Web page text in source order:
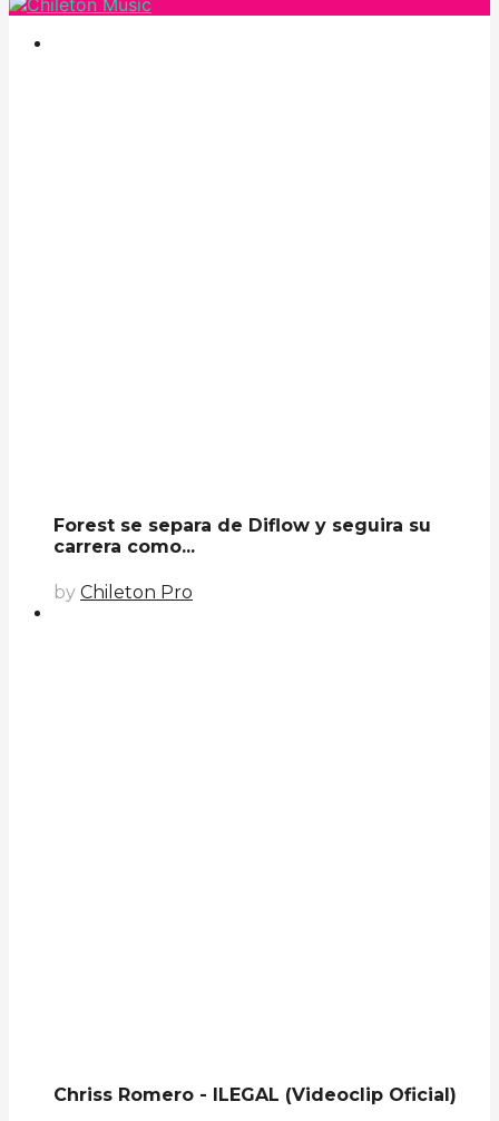
Forest se separa de Diflow y seguira su
carrera como...
by Chileton Pro
Chriss Romero - ILEGAL (Videoclip Oficial)